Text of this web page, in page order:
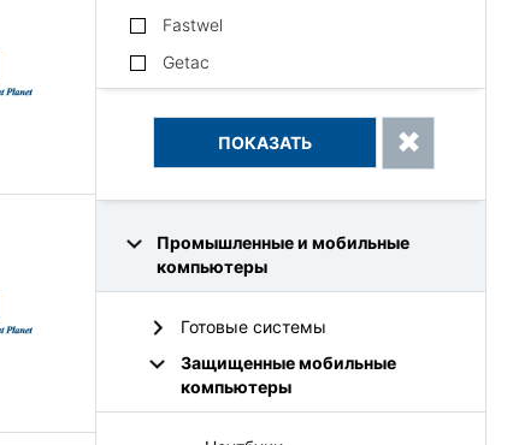
Fastwel
Getac
Промышленные и мобильные
компьютеры
Готовые системы
Защищенные мобильные
компьютеры